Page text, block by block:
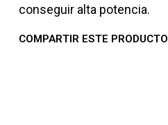
conseguir alta potencia.
COMPARTIR ESTE PRODUCTO